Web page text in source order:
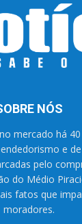
NÓS
mercado há
e
pelo
do Médio
fatos que
moradores.